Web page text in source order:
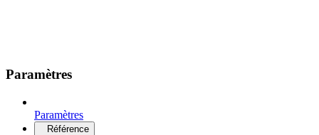
Paramètres
Paramètres
Référence